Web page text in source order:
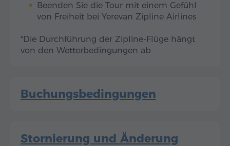
Beenden Sie die Tour mit einem Gefühl
von Freiheit bei Yerevan Zipline Airlines
*Die Durchführung der Zipline-Flüge hängt
von den Wetterbedingungen ab
Buchungsbedingungen
Stornierung und Änderung